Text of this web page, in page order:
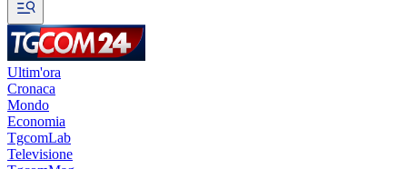
Ultim'ora
Cronaca
Mondo
Economia
TgcomLab
Televisione